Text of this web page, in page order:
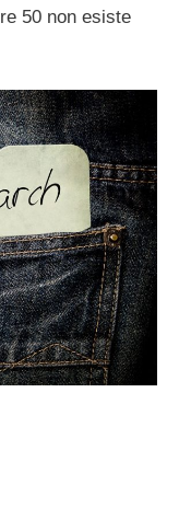
50 non esiste